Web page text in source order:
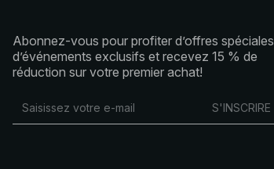
Abonnez-vous pour profiter d’offres spéciales,
d’événements exclusifs et recevez 15 % de
réduction sur votre premier achat!
S'INSCRIRE